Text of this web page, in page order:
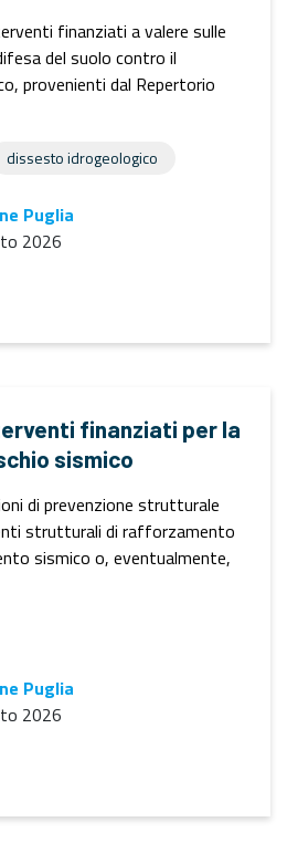
finanziati a valere sulle
del suolo contro il
provenienti dal Repertorio
dissesto idrogeologico
Puglia
2026
finanziati per la
sismico
di prevenzione strutturale
strutturali di rafforzamento
sismico o, eventualmente,
Puglia
2026